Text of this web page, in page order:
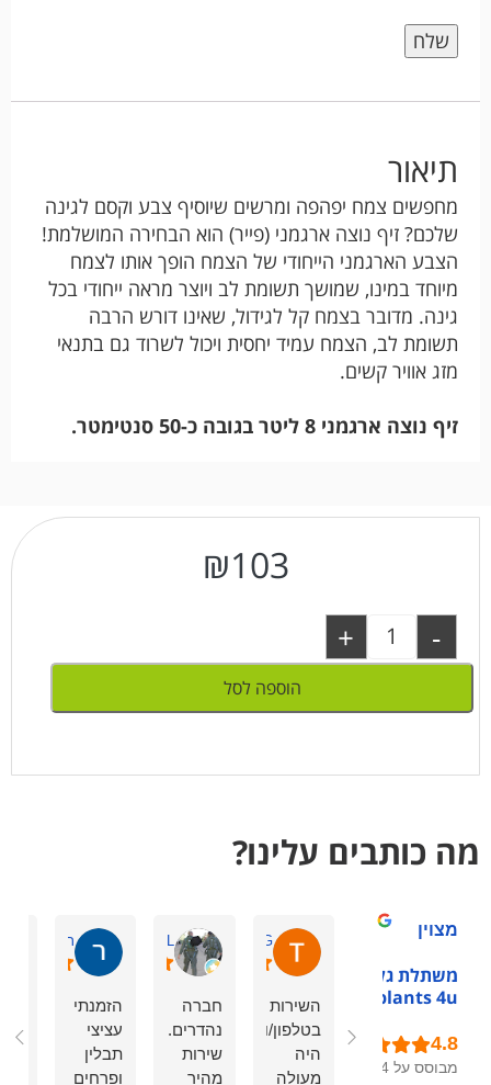
תיאור
מחפשים צמח יפהפה ומרשים שיוסיף צבע וקסם לגינה
שלכם? זיף נוצה ארגמני (פייר) הוא הבחירה המושלמת!
הצבע הארגמני הייחודי של הצמח הופך אותו לצמח
מיוחד במינו, שמושך תשומת לב ויוצר מראה ייחודי בכל
גינה. מדובר בצמח קל לגידול, שאינו דורש הרבה
תשומת לב, הצמח עמיד יחסית ויכול לשרוד גם בתנאי
מזג אוויר קשים.
זיף נוצה ארגמני 8 ליטר בגובה כ-50 סנטימטר.
₪103
-
+
הוספה לסל
מה כותבים עלינו?
מצוין
משתלת גלילות -
plants 4u
מבוסס על 54
Tchelet G.
השירות
בטלפון/ווטסאפ
היה
מעולה
zeev L.
חברה
נהדרים.
שירות
מהיר
רוני ש.
הזמנתי
עציצי
תבלין
ופרחים